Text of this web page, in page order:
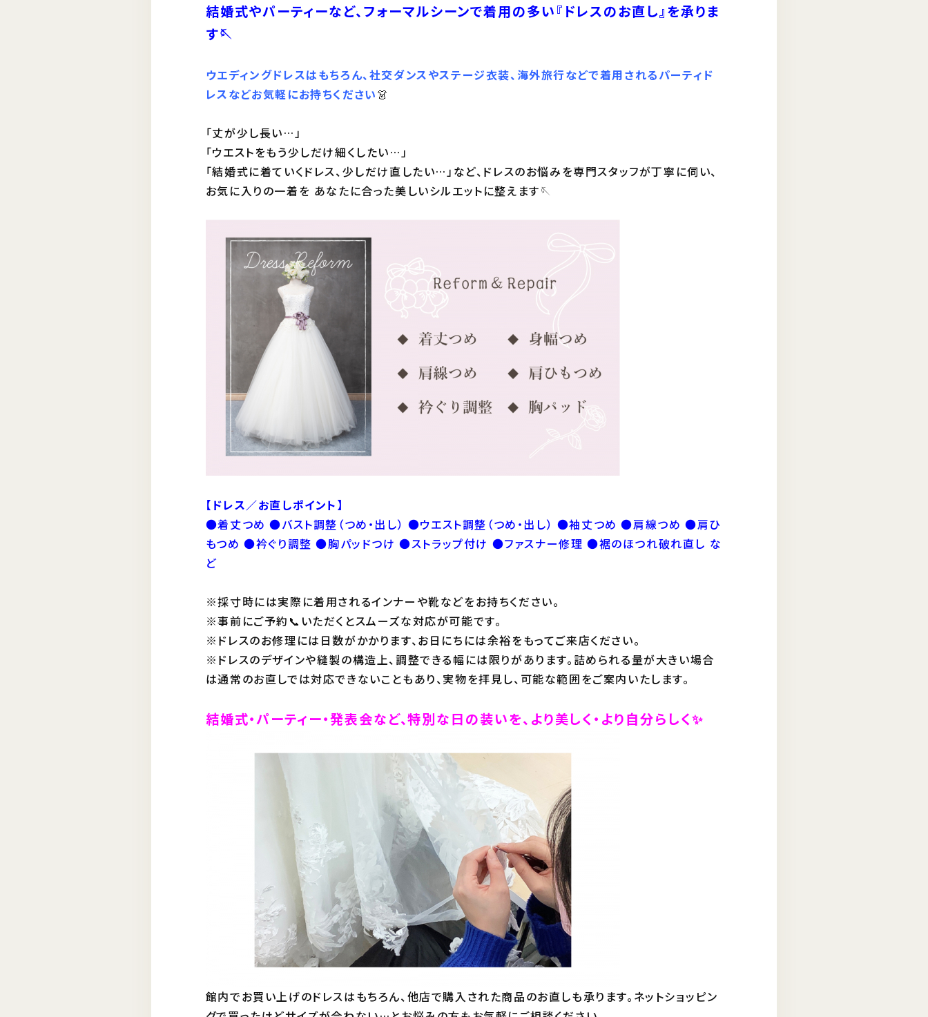
結婚式やパーティーなど、フォーマルシーンで着用の多い『ドレスのお直し』を承りま
す🪡
ウエディングドレスはもちろん、社交ダンスやステージ衣装、海外旅行などで着用されるパーティド
レスなどお気軽にお持ちください👗
「丈が少し長い…」
「ウエストをもう少しだけ細くしたい…」
「結婚式に着ていくドレス、少しだけ直したい…」など、ドレスのお悩みを専門スタッフが丁寧に伺い、
お気に入りの一着を あなたに合った美しいシルエットに整えます🪡
【ドレス／お直しポイント】
●着丈つめ ●バスト調整（つめ・出し） ●ウエスト調整（つめ・出し） ●袖丈つめ ●肩線つめ ●肩ひ
もつめ ●衿ぐり調整 ●胸パッドつけ ●ストラップ付け ●ファスナー修理 ●裾のほつれ破れ直し な
ど
※採寸時には実際に着用されるインナーや靴などをお持ちください。
※事前にご予約📞いただくとスムーズな対応が可能です。
※ドレスのお修理には日数がかかります、お日にちには余裕をもってご来店ください。
※ドレスのデザインや縫製の構造上、調整できる幅には限りがあります。詰められる量が大きい場合
は通常のお直しでは対応できないこともあり、実物を拝見し、可能な範囲をご案内いたします。
結婚式・パーティー・発表会など、特別な日の装いを、より美しく・より自分らしく✨
館内でお買い上げのドレスはもちろん、他店で購入された商品のお直しも承ります。ネットショッピン